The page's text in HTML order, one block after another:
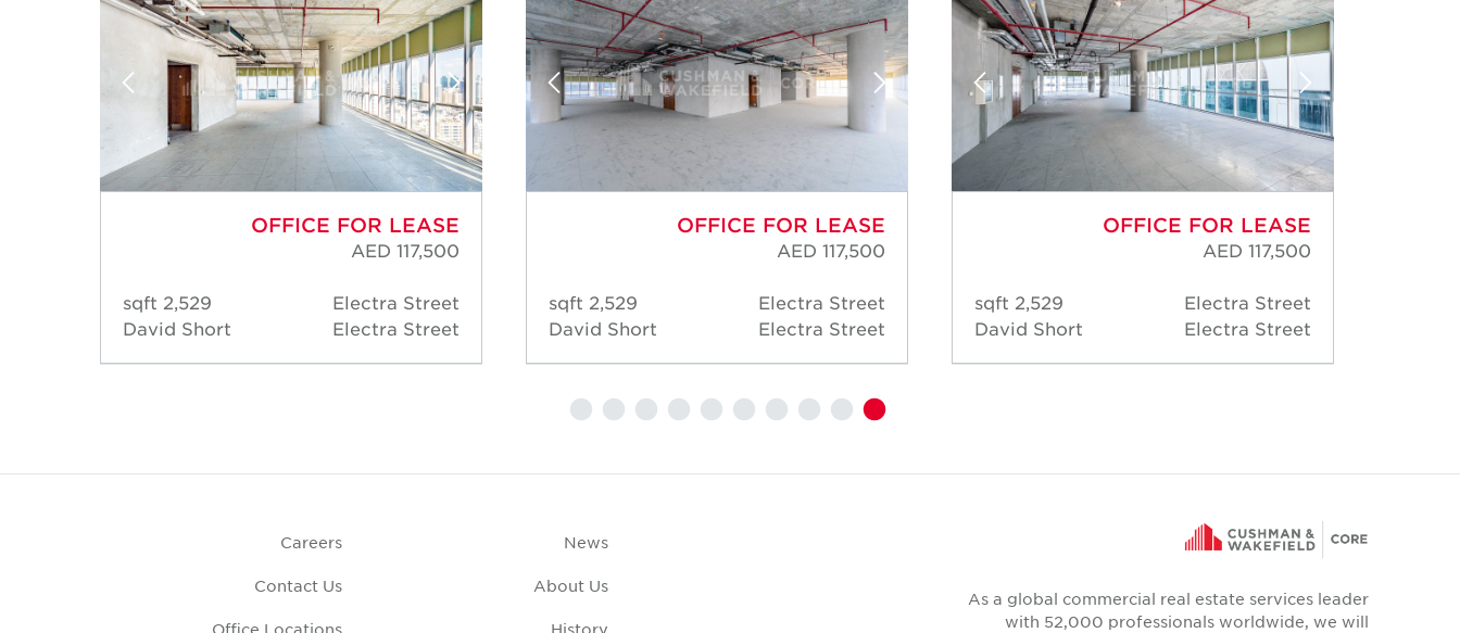
OFFICE FOR LEASE
AED 117,500
Electra Street
Electra Street
2,529 sqft
David Short
OFFICE FOR LEASE
AED 117,500
Electra Street
Electra Street
2,529 sqft
David Short
OFFICE FOR LEASE
AED 117,500
Electra Street
Electra Street
2,529 sqft
David Short
As a global commercial real estate services leader
with 52,000 professionals worldwide, we will
News
About Us
History
Careers
Contact Us
Office Locations